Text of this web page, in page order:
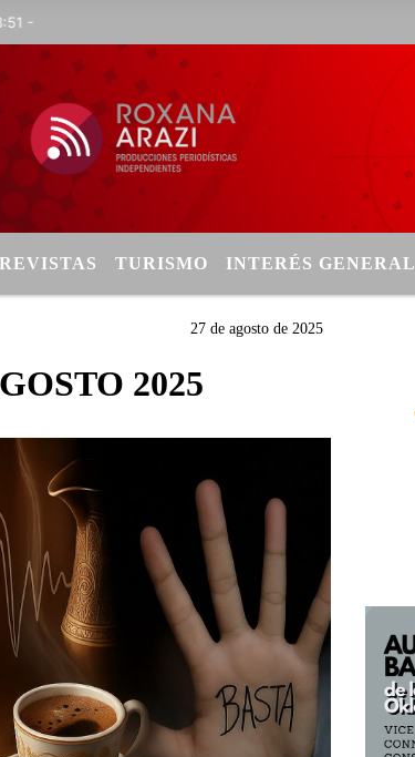
TURISMO INTERÉS GENERAL
27 de agosto de 2025
2025